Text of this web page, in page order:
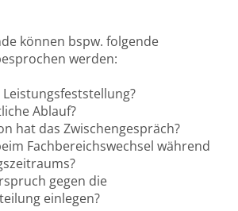
können bspw. folgende
werden:
Ablauf?
hat das Zwischengespräch?
Fachbereichswechsel während
gegen die
einlegen?